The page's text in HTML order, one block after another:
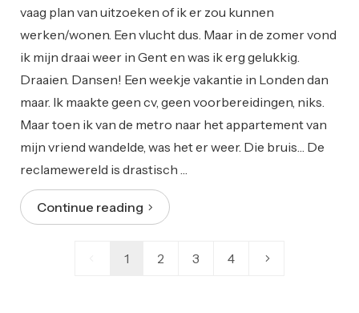
vaag plan van uitzoeken of ik er zou kunnen
werken/wonen. Een vlucht dus. Maar in de zomer vond
ik mijn draai weer in Gent en was ik erg gelukkig.
Draaien. Dansen! Een weekje vakantie in Londen dan
maar. Ik maakte geen cv, geen voorbereidingen, niks.
Maar toen ik van de metro naar het appartement van
mijn vriend wandelde, was het er weer. Die bruis… De
reclamewereld is drastisch …
Continue reading
1 2 3 4